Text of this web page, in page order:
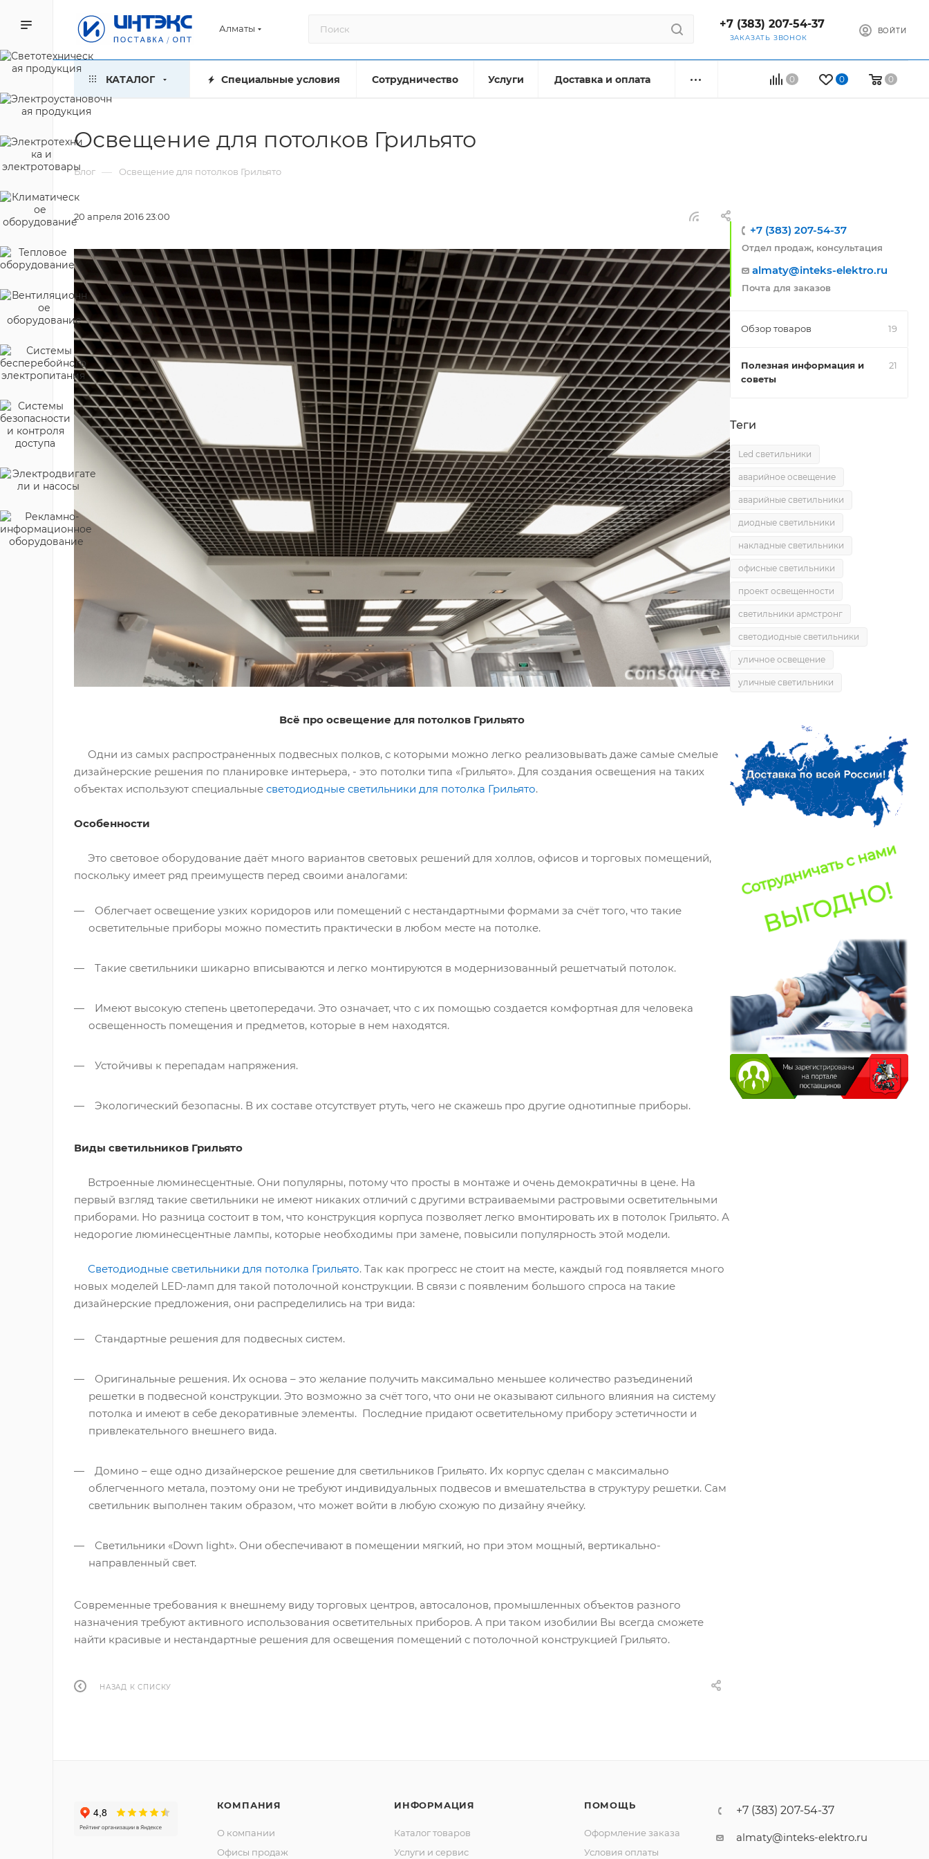
Алматы +7 (383) 207-54-37
ЗАКАЗАТЬ ЗВОНОК
ВОЙТИ
0 0 0
КАТАЛОГ Специальные условия Сотрудничество Услуги Доставка и оплата
Освещение для потолков Грильято
Блог — Освещение для потолков Грильято
20 апреля 2016 23:00
Всё про освещение для потолков Грильято
Одни из самых распространенных подвесных полков, с которыми можно легко реализовывать даже самые смелые
дизайнерские решения по планировке интерьера, - это потолки типа «Грильято». Для создания освещения на таких
объектах используют специальные светодиодные светильники для потолка Грильято.
Особенности
Это световое оборудование даёт много вариантов световых решений для холлов, офисов и торговых помещений,
поскольку имеет ряд преимуществ перед своими аналогами:
Облегчает освещение узких коридоров или помещений с нестандартными формами за счёт того, что такие
осветительные приборы можно поместить практически в любом месте на потолке.
Такие светильники шикарно вписываются и легко монтируются в модернизованный решетчатый потолок.
Имеют высокую степень цветопередачи. Это означает, что с их помощью создается комфортная для человека
освещенность помещения и предметов, которые в нем находятся.
Устойчивы к перепадам напряжения.
Экологический безопасны. В их составе отсутствует ртуть, чего не скажешь про другие однотипные приборы.
Виды светильников Грильято
Встроенные люминесцентные. Они популярны, потому что просты в монтаже и очень демократичны в цене. На
первый взгляд такие светильники не имеют никаких отличий с другими встраиваемыми растровыми осветительными
приборами. Но разница состоит в том, что конструкция корпуса позволяет легко вмонтировать их в потолок Грильято. А
недорогие люминесцентные лампы, которые необходимы при замене, повысили популярность этой модели.
Светодиодные светильники для потолка Грильято. Так как прогресс не стоит на месте, каждый год появляется много
новых моделей LED-ламп для такой потолочной конструкции. В связи с появленим большого спроса на такие
дизайнерские предложения, они распределились на три вида:
Стандартные решения для подвесных систем.
Оригинальные решения. Их основа – это желание получить максимально меньшее количество разъединений
решетки в подвесной конструкции. Это возможно за счёт того, что они не оказывают сильного влияния на систему
потолка и имеют в себе декоративные элементы. Последние придают осветительному прибору эстетичности и
привлекательного внешнего вида.
Домино – еще одно дизайнерское решение для светильников Грильято. Их корпус сделан с максимально
облегченного метала, поэтому они не требуют индивидуальных подвесов и вмешательства в структуру решетки. Сам
светильник выполнен таким образом, что может войти в любую схожую по дизайну ячейку.
Светильники «Down light». Они обеспечивают в помещении мягкий, но при этом мощный, вертикально-
направленный свет.
Современные требования к внешнему виду торговых центров, автосалонов, промышленных объектов разного
назначения требуют активного использования осветительных приборов. А при таком изобилии Вы всегда сможете
найти красивые и нестандартные решения для освещения помещений с потолочной конструкцией Грильято.
НАЗАД К СПИСКУ
+7 (383) 207-54-37
Отдел продаж, консультация
almaty@inteks-elektro.ru
Почта для заказов
Обзор товаров 19
Полезная информация и
советы
21
Теги
Led светильники
аварийное освещение
аварийные светильники
диодные светильники
накладные светильники
офисные светильники
проект освещенности
светильники армстронг
светодиодные светильники
уличное освещение
уличные светильники
КОМПАНИЯ
О компании
Офисы продаж
ИНФОРМАЦИЯ
Каталог товаров
Услуги и сервис
ПОМОЩЬ
Оформление заказа
Условия оплаты
+7 (383) 207-54-37
almaty@inteks-elektro.ru